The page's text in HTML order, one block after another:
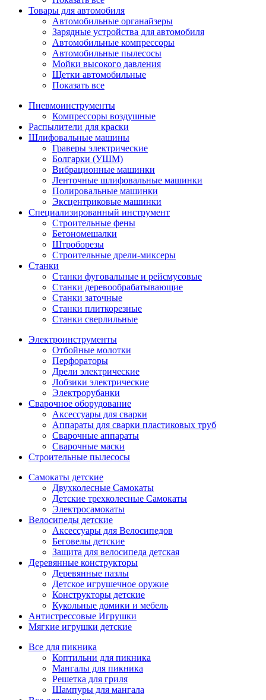
Товары для автомобиля
Автомобильные органайзеры
Зарядные устройства для автомобиля
Автомобильные компрессоры
Автомобильные пылесосы
Мойки высокого давления
Щетки автомобильные
Показать все
Пневмоинструменты
Компрессоры воздушные
Распылители для краски
Шлифовальные машины
Граверы электрические
Болгарки (УШМ)
Вибрационные машинки
Ленточные шлифовальные машинки
Полировальные машинки
Эксцентриковые машинки
Специализированный инструмент
Строительные фены
Бетономешалки
Штроборезы
Строительные дрели-миксеры
Станки
Станки фуговальные и рейсмусовые
Станки деревообрабатывающие
Станки заточные
Станки плиткорезные
Станки сверлильные
Электроинструменты
Отбойные молотки
Перфораторы
Дрели электрические
Лобзики электрические
Электрорубанки
Сварочное оборудование
Аксессуары для сварки
Аппараты для сварки пластиковых труб
Сварочные аппараты
Сварочные маски
Строительные пылесосы
Самокаты детские
Двухколесные Cамокаты
Детские трехколесные Самокаты
Электросамокаты
Велосипеды детские
Аксессуары для Велосипедов
Беговелы детские
Защита для велосипеда детская
Деревянные конструкторы
Деревянные пазлы
Детское игрушечное оружие
Конструкторы детские
Кукольные домики и мебель
Антистрессовые Игрушки
Мягкие игрушки детские
Все для пикника
Коптильни для пикника
Мангалы для пикника
Решетка для гриля
Шампуры для мангала